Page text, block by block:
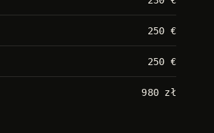
250 €
250 €
980 zł